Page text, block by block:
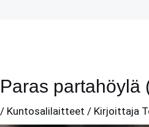
Paras partahöylä
/ Kuntosalilaitteet / Kirjoittaja